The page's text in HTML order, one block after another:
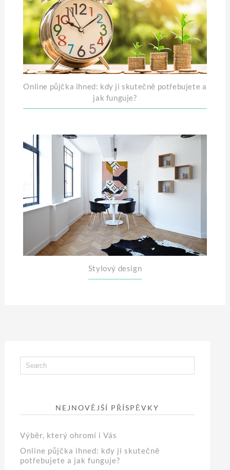
Online půjčka ihned: kdy ji skutečně potřebujete a
jak funguje?
Stylový design
NEJNOVĚJŠÍ PŘÍSPĚVKY
Výběr, který ohromí i Vás
Online půjčka ihned: kdy ji skutečně
potřebujete a jak funguje?